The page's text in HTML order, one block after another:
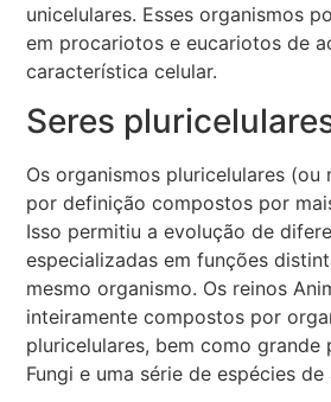
unicelulares. Esses organismos
em procariotos e eucariotos de
característica celular.
Seres
Os organismos pluricelulares (ou
por definição compostos por
Isso permitiu a evolução de
especializadas em funções
mesmo organismo. Os reinos
inteiramente compostos por
pluricelulares, bem como grande
Fungi e uma série de espécies de